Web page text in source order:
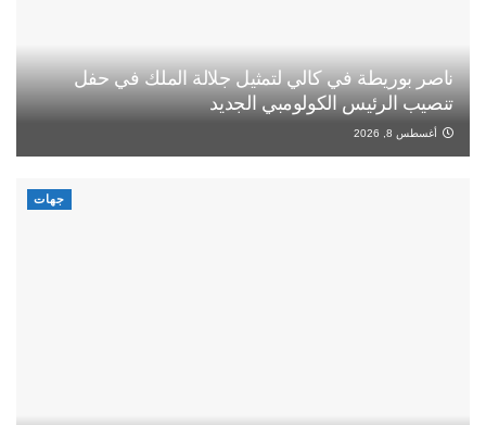
ناصر بوريطة في كالي لتمثيل جلالة الملك في حفل
تنصيب الرئيس الكولومبي الجديد
أغسطس 8, 2026
جهات